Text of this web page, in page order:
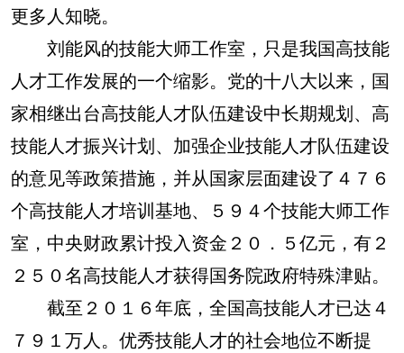
更多人知晓。
刘能风的技能大师工作室，只是我国高技能
人才工作发展的一个缩影。党的十八大以来，国
家相继出台高技能人才队伍建设中长期规划、高
技能人才振兴计划、加强企业技能人才队伍建设
的意见等政策措施，并从国家层面建设了４７６
个高技能人才培训基地、５９４个技能大师工作
室，中央财政累计投入资金２０．５亿元，有２
２５０名高技能人才获得国务院政府特殊津贴。
截至２０１６年底，全国高技能人才已达４
７９１万人。优秀技能人才的社会地位不断提